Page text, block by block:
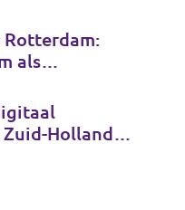
als
Holland